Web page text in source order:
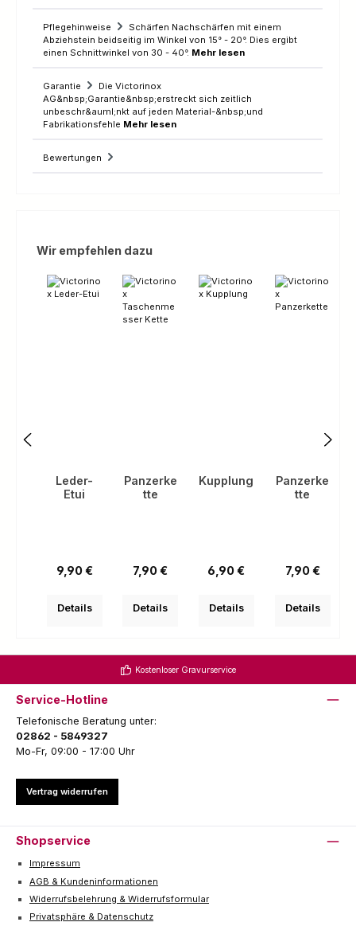
Pflegehinweise
Schärfen Nachschärfen mit einem
Abziehstein beidseitig im Winkel von 15° - 20°. Dies ergibt
einen Schnittwinkel von 30 - 40°. Mehr lesen
Garantie
Die Victorinox
AG&nbsp;Garantie&nbsp;erstreckt sich zeitlich
unbeschr&auml;nkt auf jeden Material-&nbsp;und
Fabrikationsfehle Mehr lesen
Bewertungen
Produktgalerie überspringen
Wir empfehlen dazu
Leder-
Etui
Regulärer Preis:
9,90 €
Details
Panzerke
tte
Regulärer Preis:
7,90 €
Details
Kupplung
Regulärer Preis:
6,90 €
Details
Panzerke
tte
Regulärer
7,90 €
Details
Kostenloser Gravurservice
Service-Hotline
Telefonische Beratung unter:
02862 - 5849327
Mo-Fr, 09:00 - 17:00 Uhr
Vertrag widerrufen
Shopservice
Impressum
AGB & Kundeninformationen
Widerrufsbelehrung & Widerrufsformular
Privatsphäre & Datenschutz